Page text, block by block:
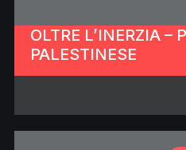
OLTRE L’INERZIA –
PALESTINESE